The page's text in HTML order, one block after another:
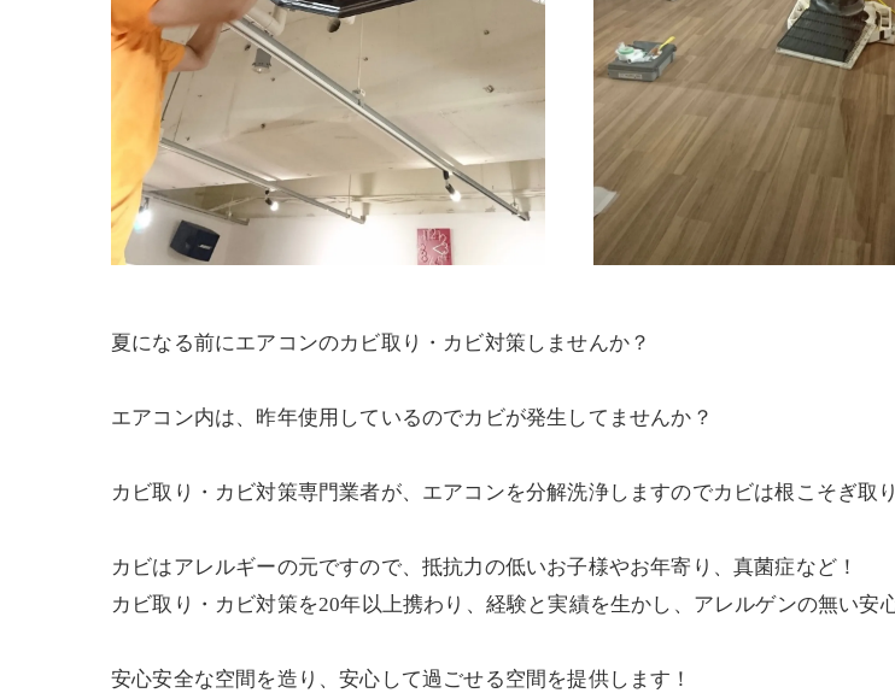
夏になる前にエアコンのカビ取り・カビ対策しませんか？
エアコン内は、昨年使用しているのでカビが発生してませんか？
カビ取り・カビ対策専門業者が、エアコンを分解洗浄しますのでカビは根こそぎ取
カビはアレルギーの元ですので、抵抗力の低いお子様やお年寄り、真菌症など！
カビ取り・カビ対策を20年以上携わり、経験と実績を生かし、アレルゲンの無い安
安心安全な空間を造り、安心して過ごせる空間を提供します！